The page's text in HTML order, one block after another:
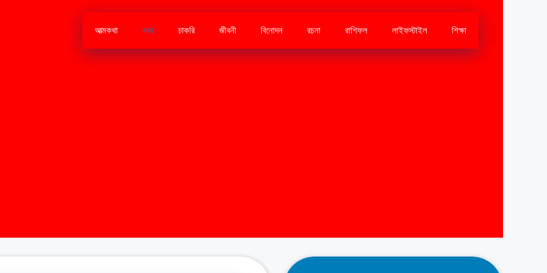
আত্মকথা খবর চাকরি জীবনী বিনোদন রচনা রাশিফল লাইফস্টাইল শিক্ষা